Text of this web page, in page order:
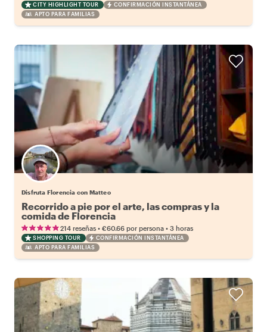
CITY HIGHLIGHT TOUR
CONFIRMACIÓN INSTANTÁNEA
APTO PARA FAMILIAS
Disfruta Florencia con Matteo
Recorrido a pie por el arte, las compras y la
comida de Florencia
214 reseñas • €60.66 por persona • 3 horas
SHOPPING TOUR
CONFIRMACIÓN INSTANTÁNEA
APTO PARA FAMILIAS